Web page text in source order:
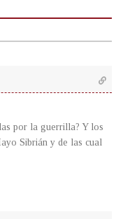
por la guerrilla? Y los
Sibrián y de las cual